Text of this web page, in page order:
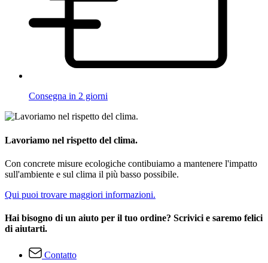
Consegna in 2 giorni
Lavoriamo nel rispetto del clima.
Con concrete misure ecologiche contibuiamo a mantenere l'impatto
sull'ambiente e sul clima il più basso possibile.
Qui puoi trovare maggiori informazioni.
Hai bisogno di un aiuto per il tuo ordine? Scrivici e saremo felici
di aiutarti.
Contatto